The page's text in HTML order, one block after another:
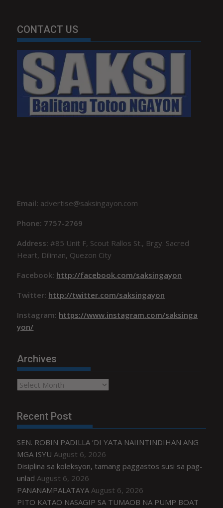
CONTACT US
Email: advertise@saksingayon.com
Phone: 7757-2769
Address:#85 Unit F, Scout Rallos St., Brgy. Sacred
Heart, Diliman, Quezon City
Facebook: http://facebook.com/saksingayon
Twitter: http://twitter.com/saksingayon
Instagram: https://www.instagram.com/saksinga
yon/
Archives
Archives
Recent Post
SEN. ROBIN PADILLA ‘DI YATA NAIINTINDIHAN ANG
MGA ISYU August 6, 2026
Disiplina sa koleksyon, tamang paggastos susi sa pag-
unlad August 6, 2026
PANANAMPALATAYA August 6, 2026
PITO KATAO NASAGIP SA TUMAOB NA PUMP BOAT